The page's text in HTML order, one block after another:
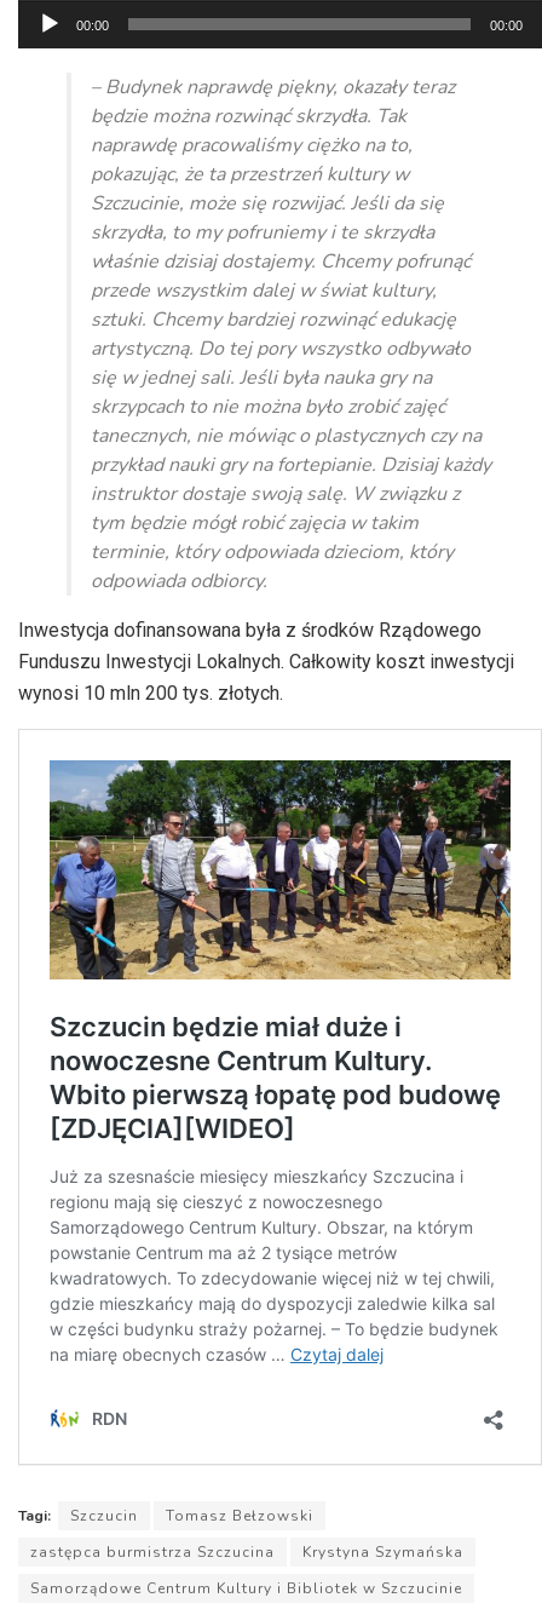
Odtwarzacz
plików
dźwiękowych
00:00 00:00
– Budynek naprawdę piękny, okazały teraz
będzie można rozwinąć skrzydła. Tak
naprawdę pracowaliśmy ciężko na to,
pokazując, że ta przestrzeń kultury w
Szczucinie, może się rozwijać. Jeśli da się
skrzydła, to my pofruniemy i te skrzydła
właśnie dzisiaj dostajemy. Chcemy pofrunąć
przede wszystkim dalej w świat kultury,
sztuki. Chcemy bardziej rozwinąć edukację
artystyczną. Do tej pory wszystko odbywało
się w jednej sali. Jeśli była nauka gry na
skrzypcach to nie można było zrobić zajęć
tanecznych, nie mówiąc o plastycznych czy na
przykład nauki gry na fortepianie. Dzisiaj każdy
instruktor dostaje swoją salę. W związku z
tym będzie mógł robić zajęcia w takim
terminie, który odpowiada dzieciom, który
odpowiada odbiorcy.
Inwestycja dofinansowana była z środków Rządowego
Funduszu Inwestycji Lokalnych. Całkowity koszt inwestycji
wynosi 10 mln 200 tys. złotych.
Tagi: Szczucin
Tomasz Bełzowski
zastępca burmistrza Szczucina
Krystyna Szymańska
Samorządowe Centrum Kultury i Bibliotek w Szczucinie